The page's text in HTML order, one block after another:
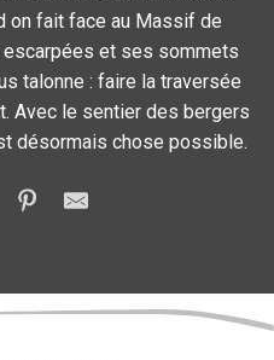
on fait face au Massif de
et ses sommets
talonne : faire la traversée
Avec le sentier des bergers
désormais chose possible.